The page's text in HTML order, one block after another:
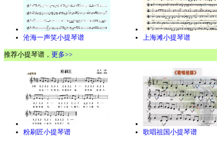
沧海一声笑小提琴谱 上海滩小提琴谱
推荐小提琴谱， 更多>>
粉刷匠小提琴谱 歌唱祖国小提琴谱